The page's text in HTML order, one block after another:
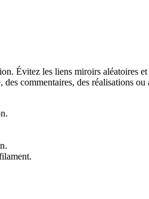
Évitez les liens miroirs aléatoires
commentaires, des réalisations